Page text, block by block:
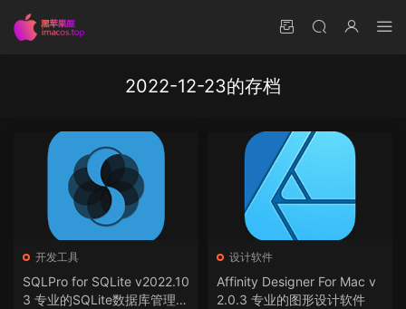
2022-12-23的存档
开发工具
SQLPro for SQLite v2022.10
3 专业的SQLite数据库管理工
设计软件
Affinity Designer For Mac v
2.0.3 专业的图形设计软件